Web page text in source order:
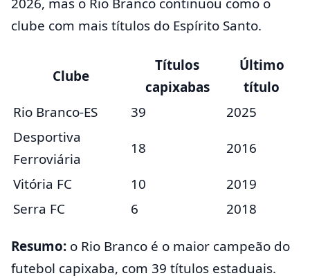
clube com mais títulos do Espírito Santo.
Clube
Títulos
capixabas
Último
título
Rio Branco-ES
39
2025
Desportiva
Ferroviária
18
2016
Vitória FC
10
2019
Serra FC
6 2018
Resumo: o Rio Branco é o maior campeão do
futebol capixaba, com 39 títulos estaduais.